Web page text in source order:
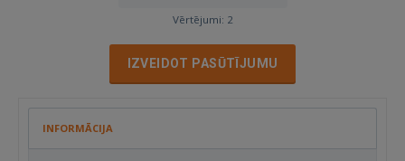
Vērtējumi: 2
IZVEIDOT PASŪTĪJUMU
INFORMĀCIJA